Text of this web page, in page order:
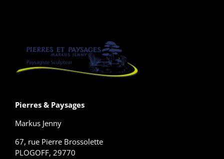
Pierres & Paysages
Markus Jenny
67, rue Pierre Brossolette
PLOGOFF, 29770